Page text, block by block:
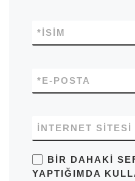
İSIM
*
E-POSTA
*
İNTERNET SITESI
BIR DAHAKI
YAPTIĞIMDA